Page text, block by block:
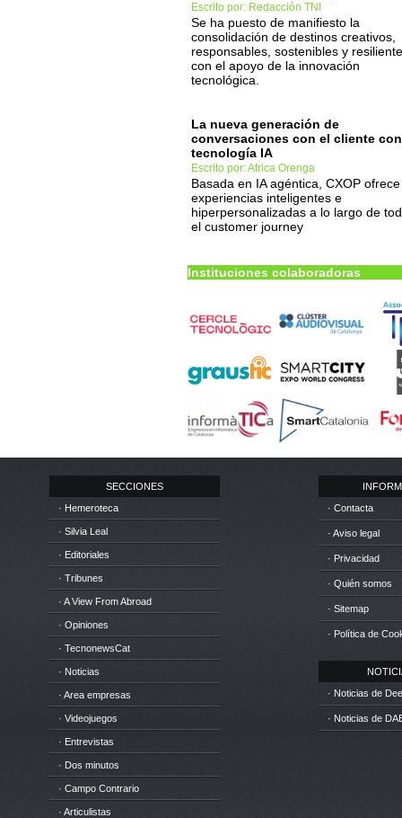
Escrito por: Redacción TNI
Se ha puesto de manifiesto la
consolidación de destinos creativos,
responsables, sostenibles y
con el apoyo de la innovación
tecnológica.
La nueva generación de
conversaciones con el cliente con
tecnología IA
Escrito por: Africa Orenga
Basada en IA agéntica, CXOP ofrece
experiencias inteligentes e
hiperpersonalizadas a lo largo de
el customer journey
Instituciones colaboradoras
SECCIONES
· Hemeroteca
· Silvia Leal
· Editoriales
· Tribunes
· A View From Abroad
· Opiniones
· TecnonewsCat
· Noticias
· Area empresas
· Videojuegos
· Entrevistas
· Dos minutos
· Campo Contrario
· Articulistas
· Contacta
· Aviso legal
· Privacidad
· Quién somos
· Sitemap
· Política de
· Noticias de
· Noticias de